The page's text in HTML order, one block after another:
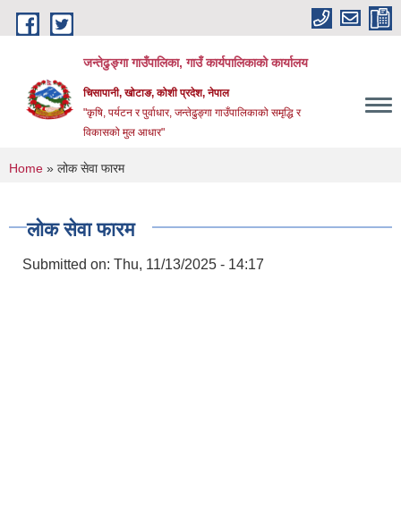
Skip to main content
जन्तेढुङ्गा गाउँपालिका, गाउँ कार्यपालिकाको कार्यालय
चिसापानी, खोटाङ, कोशी प्रदेश, नेपाल
"कृषि, पर्यटन र पुर्वाधार, जन्तेढुङ्गा गाउँपालिकाको समृद्धि र
विकासको मुल आधार"
You are here
Home » लोक सेवा फारम
लोक सेवा फारम
Submitted on: Thu, 11/13/2025 - 14:17